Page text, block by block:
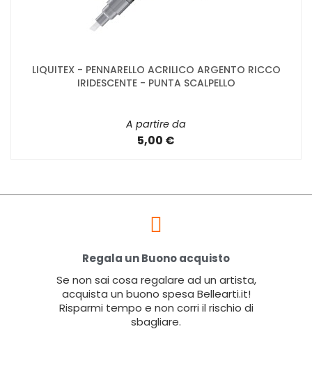
LIQUITEX - PENNARELLO ACRILICO ARGENTO RICCO
IRIDESCENTE - PUNTA SCALPELLO
A partire da
5,00 €
Regala un Buono acquisto
Se non sai cosa regalare ad un artista,
acquista un buono spesa Bellearti.it!
Risparmi tempo e non corri il rischio di
sbagliare.